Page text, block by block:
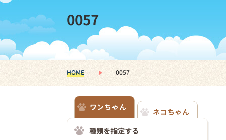
0057
HOME 0057
ワンちゃん
ネコちゃん
種類を指定する